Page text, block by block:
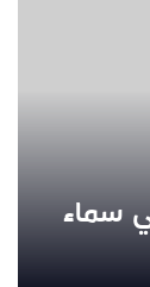
سماء